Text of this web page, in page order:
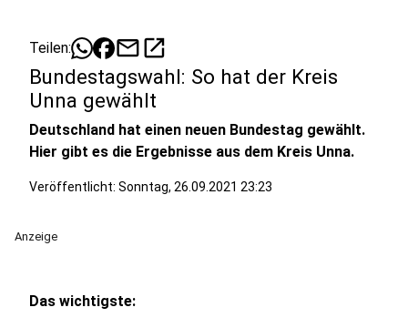
Teilen: mailopen_in_new
Bundestagswahl: So hat der Kreis
Unna gewählt
Deutschland hat einen neuen Bundestag gewählt.
Hier gibt es die Ergebnisse aus dem Kreis Unna.
Veröffentlicht: Sonntag, 26.09.2021 23:23
Anzeige
Das wichtigste: